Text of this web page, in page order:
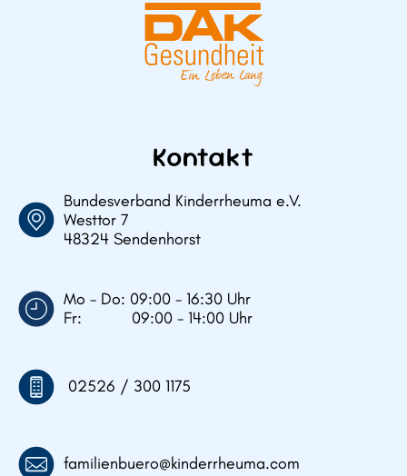
Kontakt
Bundesverband Kinderrheuma e.V.
Westtor 7
48324 Sendenhorst
Mo - Do: 09:00 - 16:30 Uhr
Fr: 09:00 - 14:00 Uhr
02526 / 300 1175
familienbuero@kinderrheuma.com